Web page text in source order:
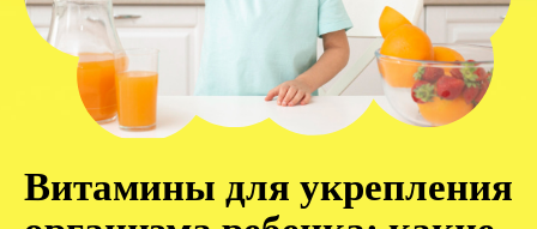
Витамины для укрепления